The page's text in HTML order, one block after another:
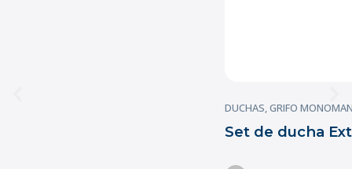
DUCHAS,GRIFO
Set de ducha